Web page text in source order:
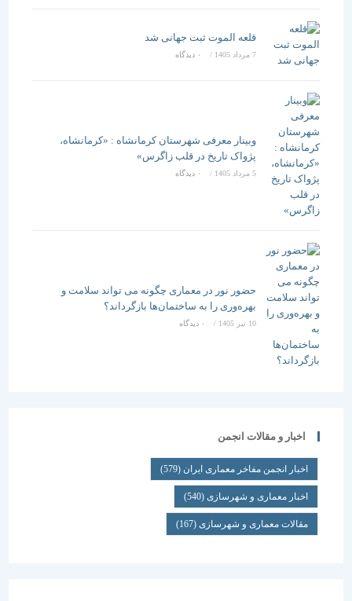
قلعه الموت ثبت جهانی شد
/ ۰ دیدگاه
وبینار معرفی شهرستان کرمانشاه : «کرمانشاه،
پژواک تاریخ در قلب زاگرس»
5 مرداد 1405 / ۰ دیدگاه
حضور نور در معماری چگونه می تواند سلامت و
بهره‌وری را به ساختمان‌ها بازگرداند؟
/ ۰ دیدگاه
اخبار و مقالات انجمن
اخبار انجمن مفاخر معماری ایران (579)
اخبار معماری و شهرسازی(540)
مقالات معماری و شهرسازی(167)